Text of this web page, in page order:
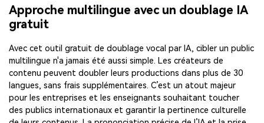
Approche multilingue avec un doublage IA
gratuit
Avec cet outil gratuit de doublage vocal par IA, cibler un public
multilingue n'a jamais été aussi simple. Les créateurs de
contenu peuvent doubler leurs productions dans plus de 30
langues, sans frais supplémentaires. C’est un atout majeur
pour les entreprises et les enseignants souhaitant toucher
des publics internationaux et garantir la pertinence culturelle